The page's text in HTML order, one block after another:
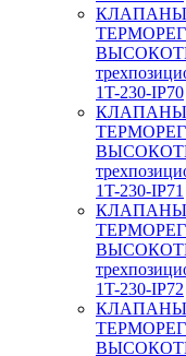
1T-230-IP70
1T-230-IP71
1T-230-IP72